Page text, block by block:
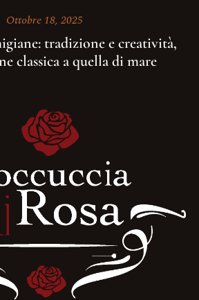
Ottobre 18, 2025
tradizione e creatività,
classica a quella di mare